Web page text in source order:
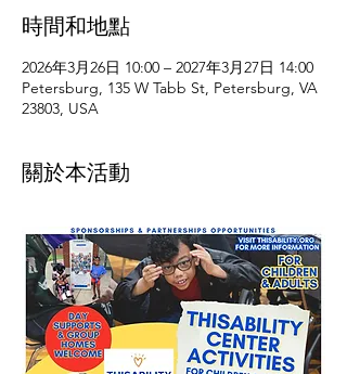
時間和地點
2026年3月26日 10:00 – 2027年3月27日 14:00
Petersburg, 135 W Tabb St, Petersburg, VA
23803, USA
關於本活動